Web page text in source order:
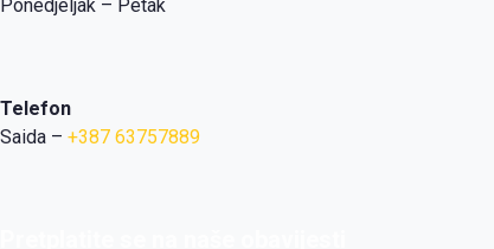
Ponedjeljak – Petak
Telefon
Saida – +387 63757889